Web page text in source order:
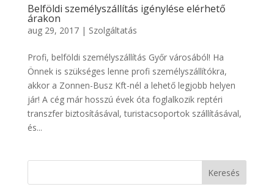
Belföldi személyszállítás igénylése elérhető
árakon
aug 29, 2017| Szolgáltatás
Profi, belföldi személyszállítás Győr városából! Ha
Önnek is szükséges lenne profi személyszállítókra,
akkor a Zonnen-Busz Kft-nél a lehető legjobb helyen
jár! A cég már hosszú évek óta foglalkozik reptéri
transzfer biztosításával, turistacsoportok szállításával,
és...